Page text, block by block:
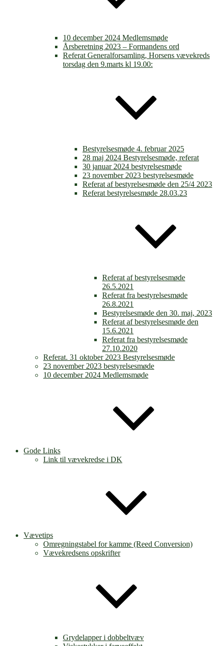
10 december 2024 Medlemsmøde
Årsberetning 2023 – Formandens ord
Referat Generalforsamling, Horsens vævekreds
torsdag den 9.marts kl 19.00:
Bestyrelsesmøde 4. februar 2025
28 maj 2024 Bestyrelsesmøde, referat
30 januar 2024 bestyrelsesmøde
23 november 2023 bestyrelsesmøde
Referat af bestyrelsesmøde den 25/4 2023
Referat bestyrelsesmøde 28.03.23
Referat af bestyrelsesmøde
26.5.2021
Referat fra bestyrelsesmøde
26.8.2021
Bestyrelsesmøde den 30. maj, 2023
Referat af bestyrelsesmøde den
15.6.2021
Referat fra bestyrelsesmøde
27.10.2020
Referat. 31 oktober 2023 Bestyrelsesmøde
23 november 2023 bestyrelsesmøde
10 december 2024 Medlemsmøde
Gode Links
Link til vævekredse i DK
Vævetips
Omregningstabel for kamme (Reed Conversion)
Vævekredsens opskrifter
Grydelapper i dobbeltvæv